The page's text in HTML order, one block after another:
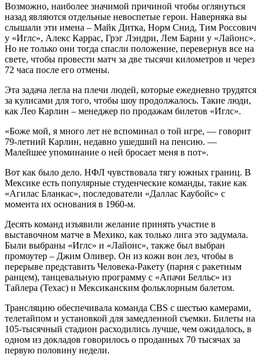
Возможно, наиболее значимой причиной чтобы оглянуться
назад являются отдельные невоспетые герои. Наверняка вы
слышали эти имена – Майк Дитка, Норм Снид, Тим Россович
у «Иглс», Алекс Каррас, Грэг Лэндри, Лем Барни у «Лайонс».
Но не только они тогда спасли положение, перевернув все на
свете, чтобы провести матч за две тысячи километров и через
72 часа после его отмены.
Эта задача легла на плечи людей, которые ежедневно трудятся
за кулисами для того, чтобы шоу продолжалось. Такие люди,
как Лео Карлин – менеджер по продажам билетов «Иглс».
«Боже мой, я много лет не вспоминал о той игре, — говорит
79-летний Карлин, недавно ушедший на пенсию. —
Малейшее упоминание о ней бросает меня в пот».
Вот как было дело. НФЛ чувствовала тягу южных границ. В
Мексике есть популярные студенческие команды, такие как
«Агилас Бланкас», последователи «Даллас Каубойс» с
момента их основания в 1960-м.
Десять команд изъявили желание принять участие в
выставочном матче в Мехико, как только лига это задумала.
Были выбраны «Иглс» и «Лайонс», также был выбран
промоутер – Джим Оливер. Он из кожи вон лез, чтобы в
перерыве представить Человека-Ракету (парня с ракетным
ранцем), танцевальную программу с «Апачи Белльс» из
Тайлера (Техас) и Мексиканским фольклорным балетом.
Трансляцию обеспечивала команда CBS с шестью камерами,
телетайпом и установкой для замедленной съемки. Билеты на
105-тысячный стадион расходились лучше, чем ожидалось, в
одном из докладов говорилось о проданных 70 тысячах за
первую половину недели.